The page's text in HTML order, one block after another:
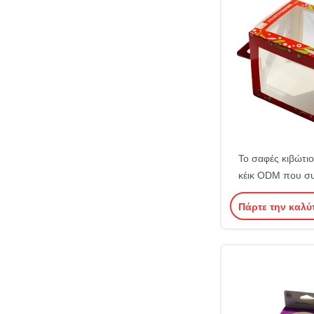
Το σαφές
κέικ ODM που
πτυσσόμενη
PVC
Πάρτε την